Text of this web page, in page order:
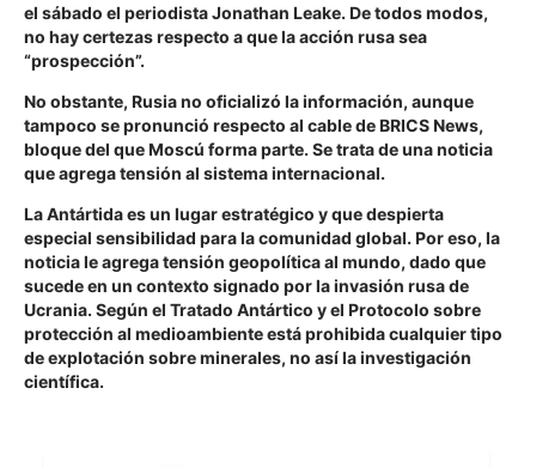
el sábado el periodista Jonathan Leake. De todos modos,
no hay certezas respecto a que la acción rusa sea
“prospección”.
No obstante, Rusia no oficializó la información, aunque
tampoco se pronunció respecto al cable de BRICS News,
bloque del que Moscú forma parte. Se trata de una noticia
que agrega tensión al sistema internacional.
La Antártida es un lugar estratégico y que despierta
especial sensibilidad para la comunidad global. Por eso, la
noticia le agrega tensión geopolítica al mundo, dado que
sucede en un contexto signado por la invasión rusa de
Ucrania. Según el Tratado Antártico y el Protocolo sobre
protección al medioambiente está prohibida cualquier tipo
de explotación sobre minerales, no así la investigación
científica.